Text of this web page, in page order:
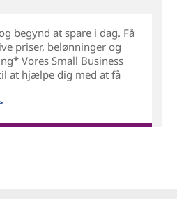
begynd at spare i dag. Få
priser, belønninger og
Vores Small Business
at hjælpe dig med at få